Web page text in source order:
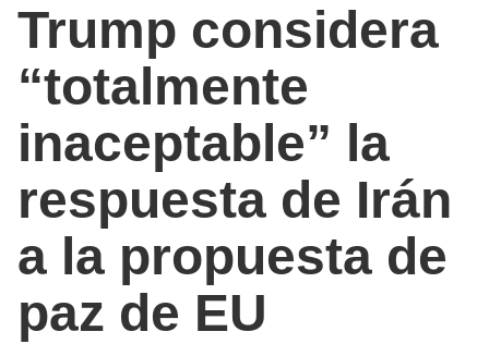
Trump considera
“totalmente
inaceptable” la
respuesta de Irán
a la propuesta de
paz de EU